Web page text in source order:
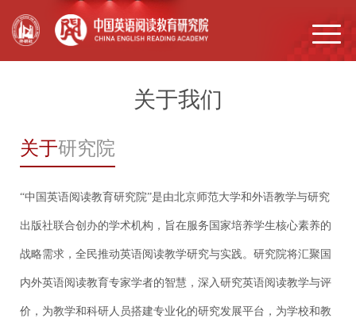
关于我们
关于研究院
“中国英语阅读教育研究院”是由北京师范大学和外语教学与研究
出版社联合创办的学术机构，旨在服务国家培养学生核心素养的
战略需求，全民推动英语阅读教学研究与实践。研究院将汇聚国
内外英语阅读教育专家学者的智慧，深入研究英语阅读教学与评
价，为教学和科研人员搭建专业化的研究发展平台，为学校和教